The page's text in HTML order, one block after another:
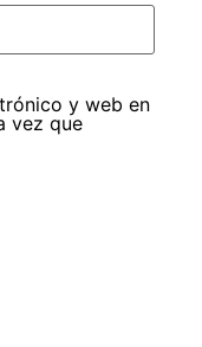
y web en
vez que